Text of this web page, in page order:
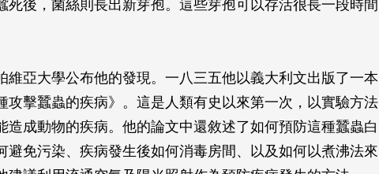
死後，菌絲則長出新芽孢。這些芽孢可以存活很長一段時間
維亞大學公布他的發現。一八三五他以義大利文出版了一本
攻擊蠶蟲的疾病》。這是人類有史以來第一次，以實驗方法
造成動物的疾病。他的論文中還敘述了如何預防這種蠶蟲白
避免污染、疾病發生後如何消毒房間、以及如何以煮沸法來